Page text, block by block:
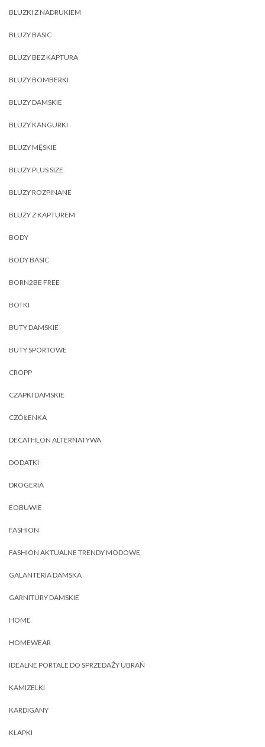
BLUZKI Z NADRUKIEM
BLUZY BASIC
BLUZY BEZ KAPTURA
BLUZY BOMBERKI
BLUZY DAMSKIE
BLUZY KANGURKI
BLUZY MĘSKIE
BLUZY PLUS SIZE
BLUZY ROZPINANE
BLUZY Z KAPTUREM
BODY
BODY BASIC
BORN2BE FREE
BOTKI
BUTY DAMSKIE
BUTY SPORTOWE
CROPP
CZAPKI DAMSKIE
CZÓŁENKA
DECATHLON ALTERNATYWA
DODATKI
DROGERIA
EOBUWIE
FASHION
FASHION AKTUALNE TRENDY MODOWE
GALANTERIA DAMSKA
GARNITURY DAMSKIE
HOME
HOMEWEAR
IDEALNE PORTALE DO SPRZEDAŻY UBRAŃ
KAMIZELKI
KARDIGANY
KLAPKI